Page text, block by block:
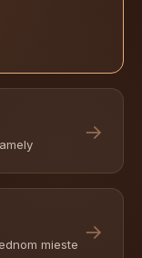
→
mieste
→